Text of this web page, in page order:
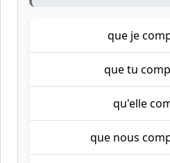
que je
que tu
qu'elle
que nous